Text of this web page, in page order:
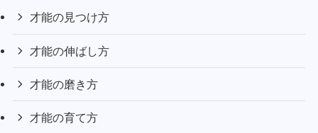
才能の見つけ方
才能の伸ばし方
才能の磨き方
才能の育て方